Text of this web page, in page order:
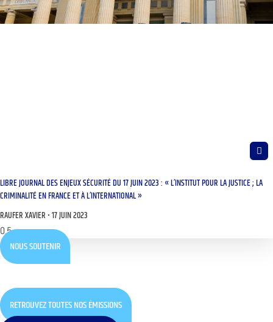
LIBRE JOURNAL DES ENJEUX SÉCURITÉ DU 17 JUIN 2023 : « L’INSTITUT POUR LA JUSTICE ; LA
CRIMINALITÉ EN FRANCE ET À L’INTERNATIONAL »
RAUFER XAVIER 17 JUIN 2023
NOUS SOUTENIR
RETROUVEZ TOUTES NOS ÉMISSIONS